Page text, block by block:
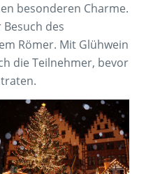
besonderen Charme.
des
Römer. Mit Glühwein
die Teilnehmer, bevor